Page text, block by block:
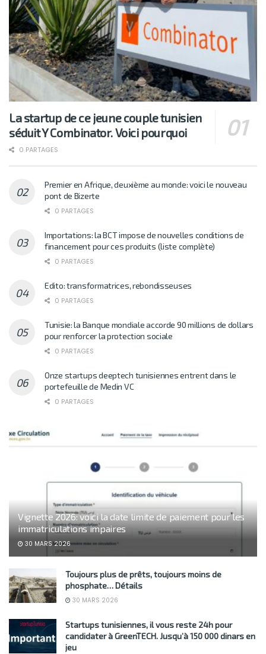
La startup de ce jeune couple tunisien
séduit Y Combinator. Voici pourquoi
0 PARTAGES
Premier en Afrique, deuxième au monde: voici le nouveau
pont de Bizerte
0 PARTAGES
Importations: la BCT impose de nouvelles conditions de
financement pour ces produits (liste complète)
0 PARTAGES
Edito: transformatrices, rebondisseuses
0 PARTAGES
Tunisie: la Banque mondiale accorde 90 millions de dollars
pour renforcer la protection sociale
0 PARTAGES
Onze startups deeptech tunisiennes entrent dans le
portefeuille de Medin VC
0 PARTAGES
Vignette 2026: voici la date limite de paiement pour les
immatriculations impaires
30 MARS 2026
Toujours plus de prêts, toujours moins de
phosphate… Détails
30 MARS 2026
Startups tunisiennes, il vous reste 24h pour
candidater à GreenTECH. Jusqu’à 150 000 dinars en
jeu